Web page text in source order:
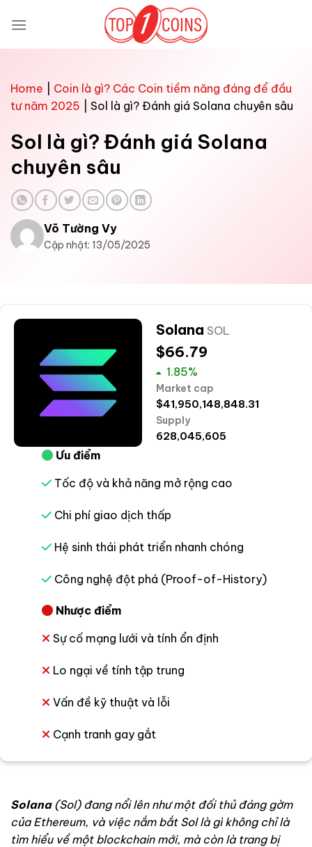
qua
Home
Coin là gì? Các Coin tiềm năng đáng để đầu
tư năm 2025
Sol là gì? Đánh giá Solana chuyên sâu
Sol là gì? Đánh giá Solana
chuyên sâu
Võ Tường Vy
Cập nhật: 13/05/2025
Solana SOL
$66.79
1.85%
Market cap
$41,950,148,848.31
Supply
628,045,605
Ưu điểm
Tốc độ và khả năng mở rộng cao
Chi phí giao dịch thấp
Hệ sinh thái phát triển nhanh chóng
Công nghệ đột phá (Proof-of-History)
Nhược điểm
Sự cố mạng lưới và tính ổn định
Lo ngại về tính tập trung
Vấn đề kỹ thuật và lỗi
Cạnh tranh gay gắt
Solana(Sol) đang nổi lên như một đối thủ đáng gờm
của Ethereum, và việc nắm bắt Sol là gì không chỉ là
tìm hiểu về một blockchain mới, mà còn là trang bị